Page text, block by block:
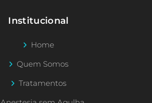
Institucional
Home
Quem Somos
Tratamentos